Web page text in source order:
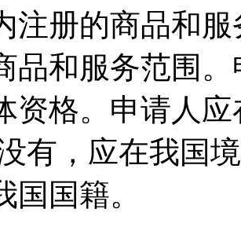
注册的商品和
品和服务范围
资格。申请人
有，应在我国
国国籍。